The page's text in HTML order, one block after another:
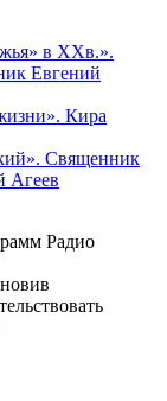
в ХХв.».
Евгений
Кира
Священник
Агеев
Радио